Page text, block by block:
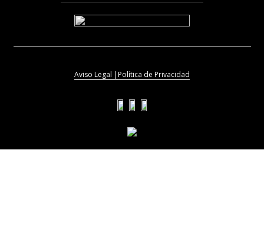
Aviso Legal |Política de Privacidad